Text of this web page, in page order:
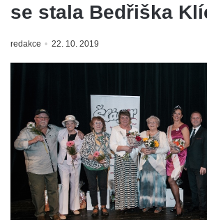
se stala Bedřiška
redakce 22. 10. 2019